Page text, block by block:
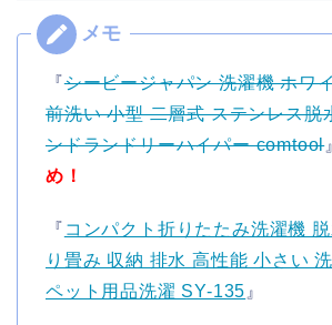
『シービージャパン 洗濯機 ホワ
前洗い 小型 二層式 ステンレス脱
ンドランドリーハイパー comtool
め！
『 コンパクト折りたたみ洗濯機
り畳み 収納 排水 高性能 小さい
ペット用品洗濯 SY-135 』